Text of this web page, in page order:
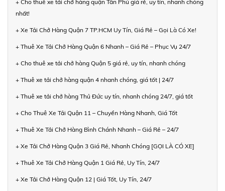
+ Cho thuê xe tải chở hàng quận Tân Phú giá rẻ, uy tín, nhanh chóng
nhất!
+ Xe Tải Chở Hàng Quận 7 TP.HCM Uy Tín, Giá Rẻ – Gọi Là Có Xe!
+ Thuê Xe Tải Chở Hàng Quận 6 Nhanh – Giá Rẻ – Phục Vụ 24/7
+ Cho thuê xe tải chở hàng Quận 5 giá rẻ, uy tín, nhanh chóng
+ Thuê xe tải chở hàng quận 4 nhanh chóng, giá tốt | 24/7
+ Thuê xe tải chở hàng Thủ Đức uy tín, nhanh chóng 24/7, giá tốt
+ Cho Thuê Xe Tải Quận 11 – Chuyển Hàng Nhanh, Giá Tốt
+ Thuê Xe Tải Chở Hàng Bình Chánh Nhanh – Giá Rẻ – 24/7
+ Xe Tải Chở Hàng Quận 3 Giá Rẻ, Nhanh Chóng [GỌI LÀ CÓ XE]
+ Thuê Xe Tải Chở Hàng Quận 1 Giá Rẻ, Uy Tín, 24/7
+ Xe Tải Chở Hàng Quận 12 | Giá Tốt, Uy Tín, 24/7